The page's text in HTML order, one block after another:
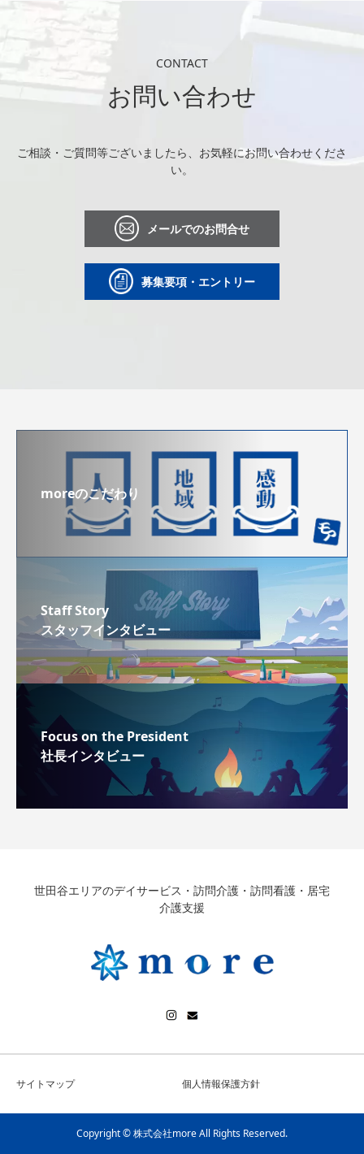
CONTACT
お問い合わせ
ご相談・ご質問等ございましたら、お気軽にお問い合わせくださ
い。
メールでのお問合せ
募集要項・エントリー
moreのこだわり
Staff Story
スタッフインタビュー
Focus on the President
社長インタビュー
世田谷エリアのデイサービス・訪問介護・訪問看護・居宅
介護支援
サイトマップ 個人情報保護方針
Copyright © 株式会社more All Rights Reserved.